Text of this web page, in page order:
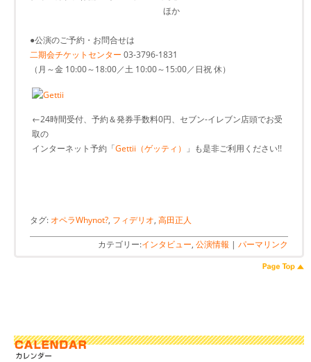
ほか
●公演のご予約・お問合せは
二期会チケットセンター 03-3796-1831
（月～金 10:00～18:00／土 10:00～15:00／日祝 休）
←24時間受付、予約＆発券手数料0円、セブン-イレブン店頭でお受
取の
インターネット予約「Gettii（ゲッティ） 」も是非ご利用ください!!
タグ: オペラWhynot?, フィデリオ, 高田正人
カテゴリー:インタビュー, 公演情報 | パーマリンク